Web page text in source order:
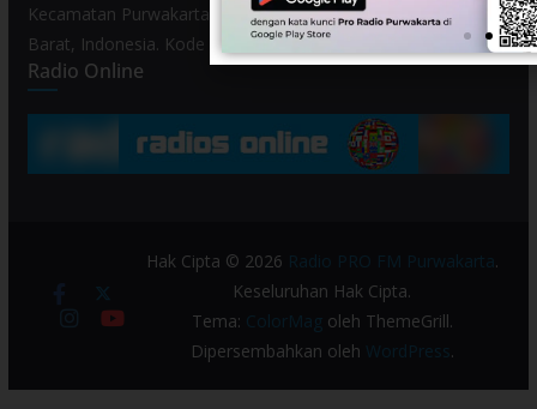
Kecamatan Purwakarta, Kabupaten Purwakarta, Provinsi Jawa
Barat, Indonesia. Kode Pos 41119.
Radio Online
Hak Cipta © 2026 Radio PRO FM Purwakarta.
Keseluruhan Hak Cipta.
Tema: ColorMagoleh ThemeGrill.
Dipersembahkan oleh WordPress.